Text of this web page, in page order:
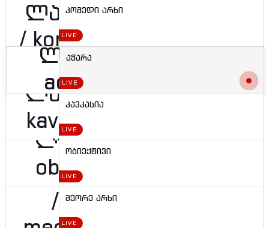
კომედი არხი
LIVE
აჭარა
LIVE
კავკასია
LIVE
ობიექტივი
LIVE
მეორე არხი
LIVE